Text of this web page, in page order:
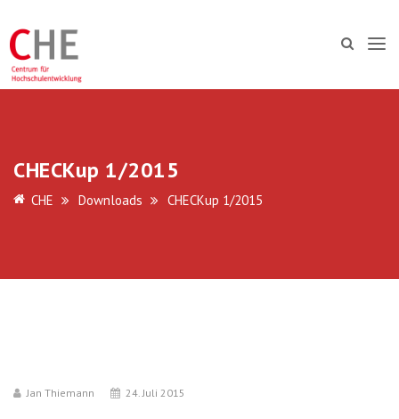
CHECKup 1/2015
CHE Downloads CHECKup 1/2015
Jan Thiemann 24. Juli 2015